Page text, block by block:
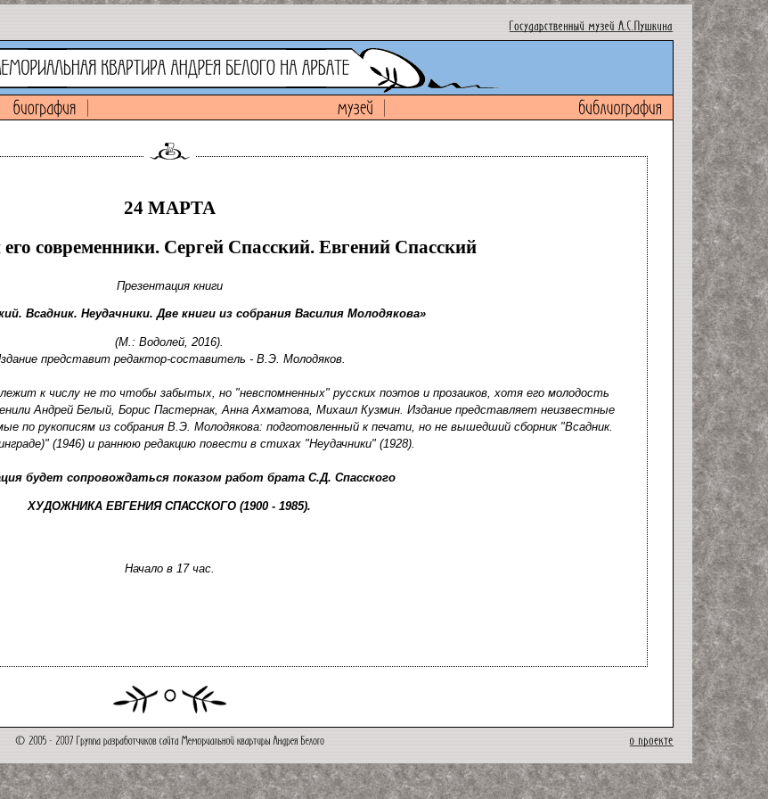
24 МАРТА
современники. Сергей Спасский. Евгений Спасский
Презентация книги
Всадник. Неудачники. Две книги из собрания Василия Молодякова»
(М.: Водолей, 2016).
представит редактор-составитель - В.Э. Молодяков.
к числу не то чтобы забытых, но "невспомненных" русских поэтов и прозаиков, хотя его молодость
Андрей Белый, Борис Пастернак, Анна Ахматова, Михаил Кузмин. Издание представляет неизвестные
по рукописям из собрания В.Э. Молодякова: подготовленный к печати, но не вышедший сборник "Всадник.
(1946) и раннюю редакцию повести в стихах "Неудачники" (1928).
будет сопровождаться показом работ брата С.Д. Спасского
ХУДОЖНИКА ЕВГЕНИЯ СПАССКОГО (1900 - 1985).
Начало в 17 час.